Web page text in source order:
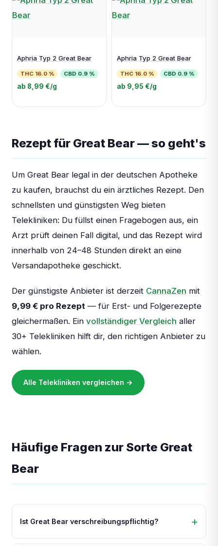
Aphria Typ 2 Great Bear
THC 16.0 % CBD 0.9 %
ab 8,99 €/g
Aphria Typ 2 Great Bear
THC 16.0 % CBD 0.9 %
ab 9,95 €/g
Rezept für Great Bear — so geht's
Um Great Bear legal in der deutschen Apotheke
zu kaufen, brauchst du ein ärztliches Rezept. Den
schnellsten und günstigsten Weg bieten
Telekliniken: Du füllst einen Fragebogen aus, ein
Arzt prüft deinen Fall digital, und das Rezept wird
innerhalb von 24–48 Stunden direkt an eine
Versandapotheke geschickt.
Der günstigste Anbieter ist derzeit CannaZen mit
9,99 € pro Rezept — für Erst- und Folgerezepte
gleichermaßen. Ein vollständiger Vergleich aller
30+ Telekliniken hilft dir, den richtigen Anbieter zu
wählen.
Alle Telekliniken vergleichen →
Häufige Fragen zur Sorte Great
Bear
Ist Great Bear verschreibungspflichtig?